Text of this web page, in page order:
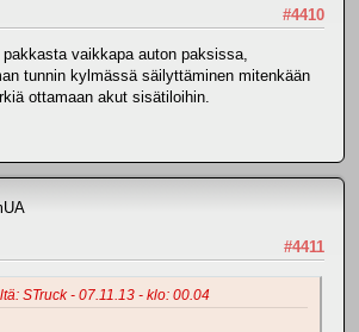
#4410
vaikkapa auton paksissa,
tunnin kylmässä säilyttäminen mitenkään
ottamaan akut sisätiloihin.
#4411
STruck - 07.11.13 - klo: 00.04